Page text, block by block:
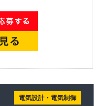
電気設計・電気制御